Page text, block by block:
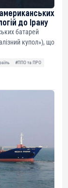
до Ірану
батарей
купол»), що
#ППО та ПРО